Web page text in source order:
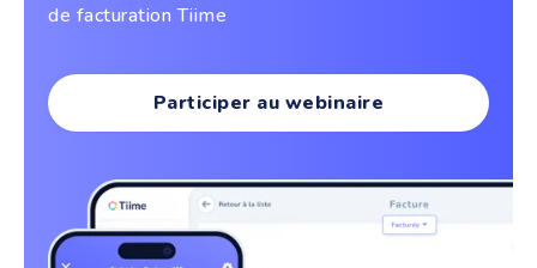
de facturation Tiime
Participer au webinaire